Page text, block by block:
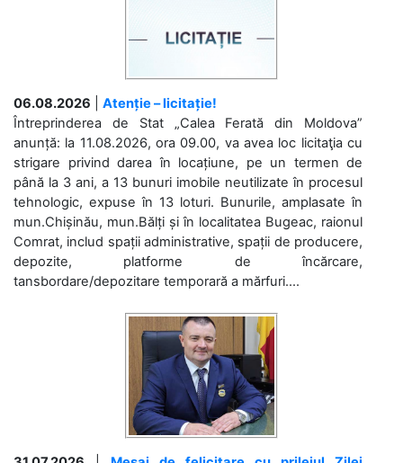
06.08.2026
Atenție – licitație!
Întreprinderea de Stat „Calea Ferată din Moldova”
anunță: la 11.08.2026, ora 09.00, va avea loc licitaţia cu
strigare privind darea în locațiune, pe un termen de
până la 3 ani, a 13 bunuri imobile neutilizate în procesul
tehnologic, expuse în 13 loturi. Bunurile, amplasate în
mun.Chișinău, mun.Bălți și în localitatea Bugeac, raionul
Comrat, includ spații administrative, spații de producere,
depozite, platforme de încărcare,
tansbordare/depozitare temporară a mărfuri....